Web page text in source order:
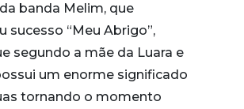
banda Melim, que
sucesso “Meu Abrigo”,
segundo a mãe da Luara e
um enorme significado
tornando o momento